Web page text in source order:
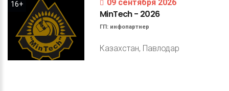
16+ 09 сентября 2026
MinTech- 2026
ГП: инфопартнер
Казахстан, Павлодар